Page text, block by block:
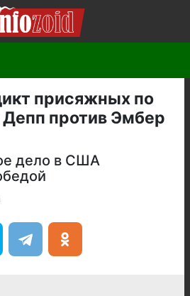
присяжных по
против Эмбер
дело в США